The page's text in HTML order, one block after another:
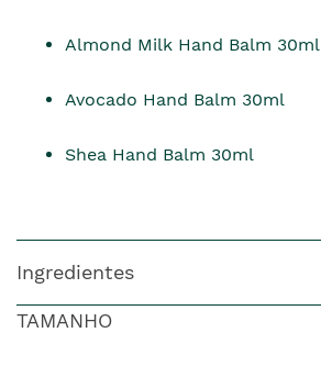
Almond Milk Hand Balm 30ml
Avocado Hand Balm 30ml
Shea Hand Balm 30ml
Ingredientes
TAMANHO